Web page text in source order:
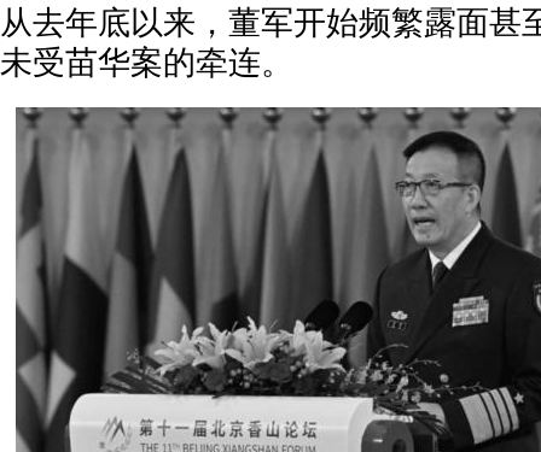
从去年底以来，董军开始频繁露面甚
未受苗华案的牵连。